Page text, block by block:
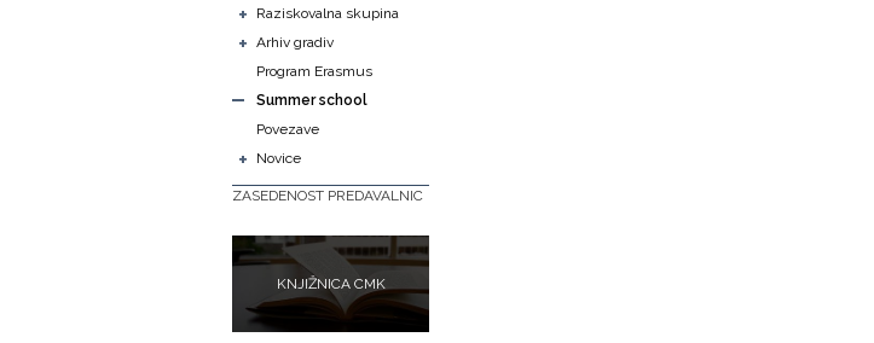
+ Raziskovalna skupina
+ Arhiv gradiv
Program Erasmus
Summer school
Povezave
+ Novice
ZASEDENOST PREDAVALNIC
KNJIŽNICA CMK